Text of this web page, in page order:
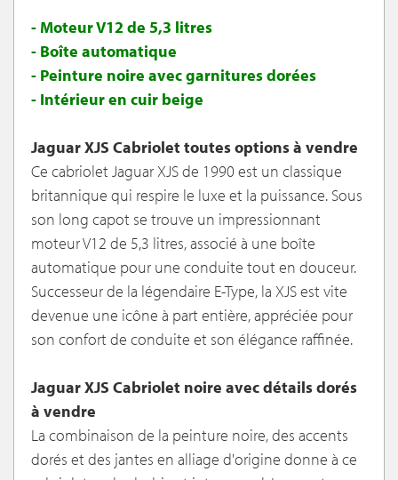
- Moteur V12 de 5,3 litres
- Boîte automatique
- Peinture noire avec garnitures dorées
- Intérieur en cuir beige
Jaguar XJS Cabriolet toutes options à vendre
Ce cabriolet Jaguar XJS de 1990 est un classique
britannique qui respire le luxe et la puissance. Sous
son long capot se trouve un impressionnant
moteur V12 de 5,3 litres, associé à une boîte
automatique pour une conduite tout en douceur.
Successeur de la légendaire E-Type, la XJS est vite
devenue une icône à part entière, appréciée pour
son confort de conduite et son élégance raffinée.
Jaguar XJS Cabriolet noire avec détails dorés
à vendre
La combinaison de la peinture noire, des accents
dorés et des jantes en alliage d'origine donne à ce